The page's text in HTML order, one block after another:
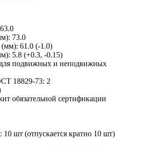
73.0
61.0 (-1.0)
5.8 (+0.3, -0.15)
подвижных и неподвижных
18829-73: 2
обязательной сертификации
шт (отпускается кратно 10 шт)